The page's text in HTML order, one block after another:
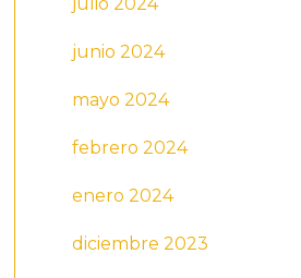
julio 2024
junio 2024
mayo 2024
febrero 2024
enero 2024
diciembre 2023